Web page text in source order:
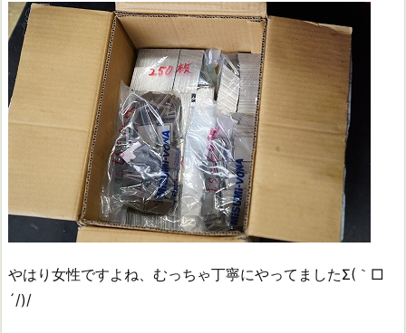
やはり女性ですよね、むっちゃ丁寧にやってましたΣ(｀□
´/)/